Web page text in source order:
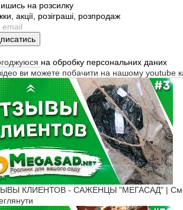
на розсилку
акції, розіграші, розпродаж
на обробку персональних даних
ви можете побачити на нашому youtube
КЛИЕНТОВ - САЖЕНЦЫ "МЕГАСАД" |